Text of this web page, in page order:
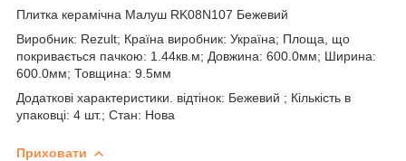
Плитка керамічна Малуш RK08N107 Бежевий
Виробник: Rezult; Країна виробник: Україна; Площа, що
покривається пачкою: 1.44кв.м; Довжина: 600.0мм; Ширина:
600.0мм; Товщина: 9.5мм
Додаткові характеристики. відтінок: Бежевий ; Кількість в
упаковці: 4 шт.; Стан: Нова
Приховати